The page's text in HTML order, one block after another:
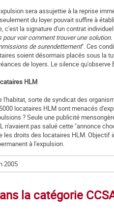
sera assujettie à la reprise
du loyer pouvait suffire à
c'est la signature d'un contrat
pour voir comment trouver une
de surendettement". Ces
soient désormais placés sous la
de loyers. Le silence
HLM
l'habitat, sorte de syndicat des
locataires HLM sont menacés
? Seule une publicité
n'avaient pas salué cette "annonce
les droits des locataires HLM.
à l'expulsion.
2005
la catégorie